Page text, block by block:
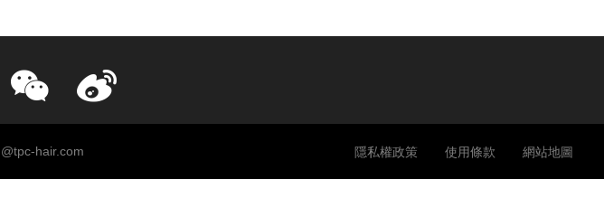
hair.com 隱私權政策 使用條款 網站地圖